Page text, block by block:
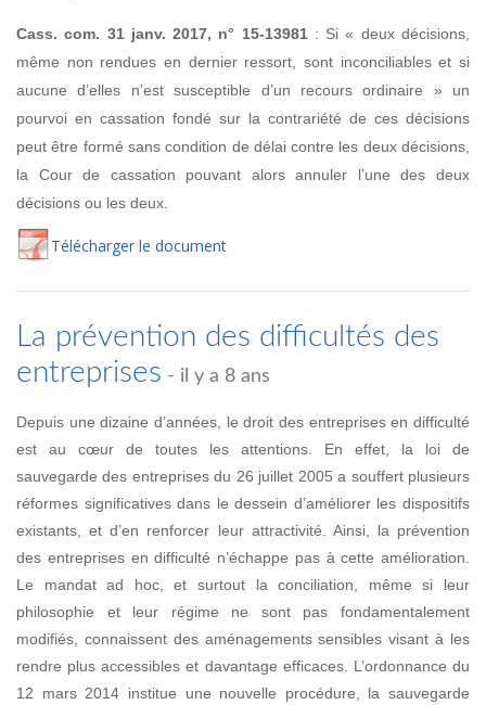
Cass. com. 31 janv. 2017, n° 15-13981: Si « deux décisions,
même non rendues en dernier ressort, sont inconciliables et si
aucune d’elles n’est susceptible d’un recours ordinaire » un
pourvoi en cassation fondé sur la contrariété de ces décisions
peut être formé sans condition de délai contre les deux décisions,
la Cour de cassation pouvant alors annuler l’une des deux
décisions ou les deux.
Télécharger le document
La prévention des difficultés des
entreprises - il y a 8 ans
Depuis une dizaine d’années, le droit des entreprises en difficulté
est au cœur de toutes les attentions. En effet, la loi de
sauvegarde des entreprises du 26 juillet 2005 a souffert plusieurs
réformes significatives dans le dessein d’améliorer les dispositifs
existants, et d’en renforcer leur attractivité. Ainsi, la prévention
des entreprises en difficulté n’échappe pas à cette amélioration.
Le mandat ad hoc, et surtout la conciliation, même si leur
philosophie et leur régime ne sont pas fondamentalement
modifiés, connaissent des aménagements sensiblesvisant à les
rendre plus accessibles et davantage efficaces. L’ordonnance du
12 mars 2014 institue une nouvelle procédure, la sauvegarde